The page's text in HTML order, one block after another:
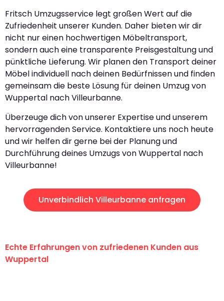
Fritsch Umzugsservice legt großen Wert auf die
Zufriedenheit unserer Kunden. Daher bieten wir dir
nicht nur einen hochwertigen Möbeltransport,
sondern auch eine transparente Preisgestaltung und
pünktliche Lieferung. Wir planen den Transport deiner
Möbel individuell nach deinen Bedürfnissen und finden
gemeinsam die beste Lösung für deinen Umzug von
Wuppertal nach Villeurbanne.
Überzeuge dich von unserer Expertise und unserem
hervorragenden Service. Kontaktiere uns noch heute
und wir helfen dir gerne bei der Planung und
Durchführung deines Umzugs von Wuppertal nach
Villeurbanne!
Unverbindlich Villeurbanne anfragen
Echte Erfahrungen von zufriedenen Kunden aus
Wuppertal